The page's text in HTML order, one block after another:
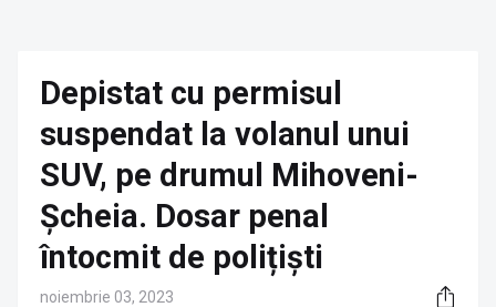
Depistat cu permisul
suspendat la volanul unui
SUV, pe drumul Mihoveni-
Șcheia. Dosar penal
întocmit de polițiști
noiembrie 03, 2023